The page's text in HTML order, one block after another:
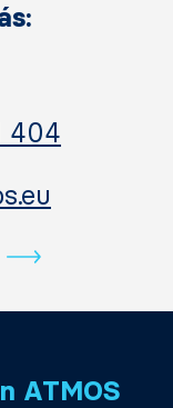
404
ATMOS